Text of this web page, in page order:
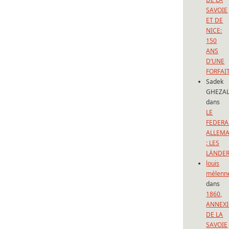
SAVOIE
ET DE
NICE:
150
ANS
D’UNE
Sadek
dans
LE
: LES
louis
dans
1860,
DE LA
SAVOIE